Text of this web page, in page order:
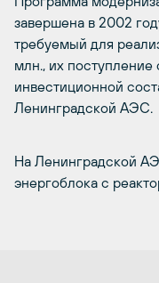
завершена в 2002
требуемый для
млн., их поступление
инвестиционной
Ленинградской АЭС.
На Ленинградской
энергоблока с